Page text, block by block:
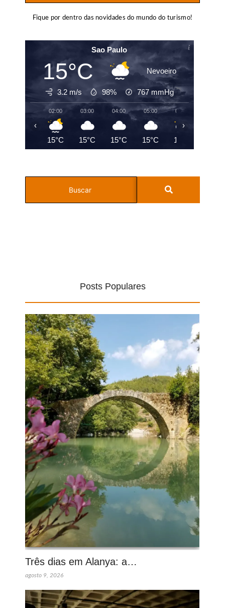
Fique por dentro das novidades do mundo do turismo!
Sao Paulo
15°C Nevoeiro
3.2 m/s 98% 767 mmHg
02:00
15°C
03:00
15°C
04:00
15°C
05:00
15°C
06:00
15°C
‹ ›
Posts Populares
Três dias em Alanya: a…
agosto 9, 2026